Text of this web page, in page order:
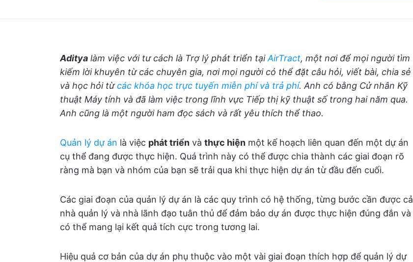
Aditya làm việc với tư cách là Trợ lý phát triển tạiAirTract, một nơi để mọi người tìm
kiếm lời khuyên từ các chuyên gia, nơi mọi người có thể đặt câu hỏi, viết bài, chia sẻ
và học hỏi từcác khóa học trực tuyến miễn phí và trả phí. Anh có bằng Cử nhân Kỹ
thuật Máy tính và đã làm việc trong lĩnh vực Tiếp thị kỹ thuật số trong hai năm qua.
Anh cũng là một người ham đọc sách và rất yêu thích thể thao.
Quản lý dự án là việc phát triển và thực hiện một kế hoạch liên quan đến một dự án
cụ thể đang được thực hiện. Quá trình này có thể được chia thành các giai đoạn rõ
ràng mà bạn và nhóm của bạn sẽ trải qua khi thực hiện dự án từ đầu đến cuối.
Các giai đoạn của quản lý dự án là các quy trình có hệ thống, từng bước cần được cả
nhà quản lý và nhà lãnh đạo tuân thủ để đảm bảo dự án được thực hiện đúng đắn và
có thể mang lại kết quả tích cực trong tương lai.
Hiệu quả cơ bản của dự án phụ thuộc vào một vài giai đoạn thích hợp để quản lý dự